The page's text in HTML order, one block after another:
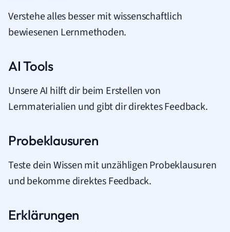
Verstehe alles besser mit wissenschaftlich
bewiesenen Lernmethoden.
AI Tools
Unsere AI hilft dir beim Erstellen von
Lernmaterialien und gibt dir direktes Feedback.
Probeklausuren
Teste dein Wissen mit unzähligen Probeklausuren
und bekomme direktes Feedback.
Erklärungen